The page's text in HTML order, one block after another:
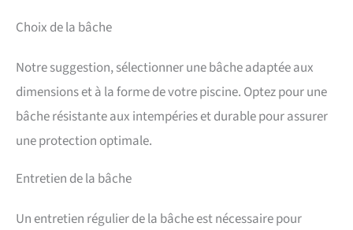
Choix de la bâche
Notre suggestion, sélectionner une bâche adaptée aux
dimensions et à la forme de votre piscine. Optez pour une
bâche résistante aux intempéries et durable pour assurer
une protection optimale.
Entretien de la bâche
Un entretien régulier de la bâche est nécessaire pour